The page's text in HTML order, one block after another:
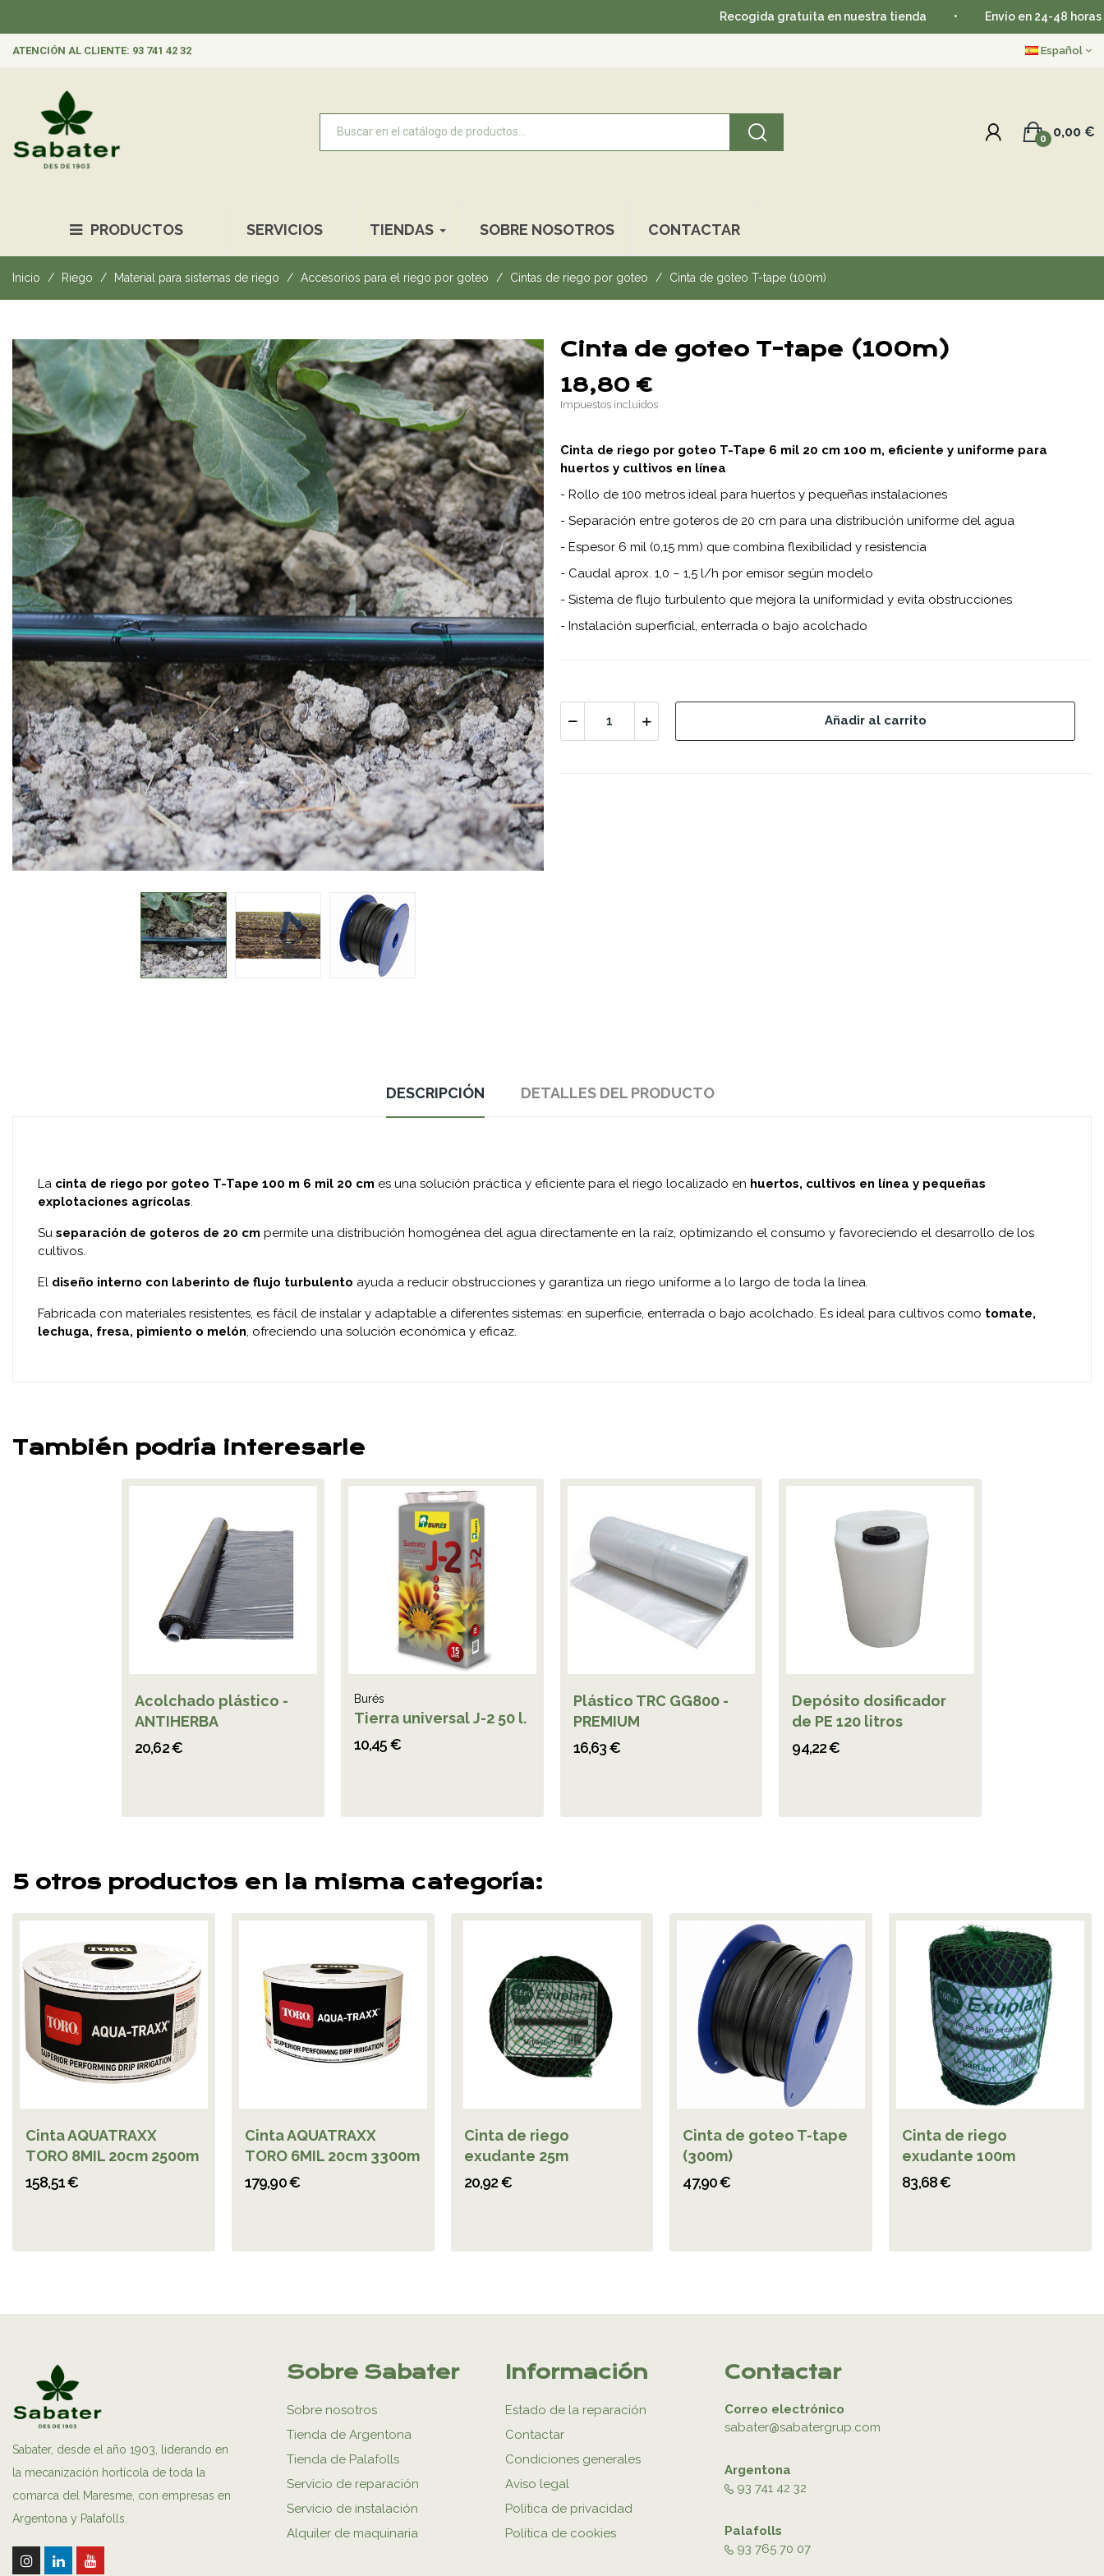
Recogida gratuita en nuestra tienda • Envío en 24-48 horas •
ATENCIÓN AL CLIENTE: 93 741 42 32 Español
0,00 €
0
PRODUCTOS SERVICIOS TIENDAS SOBRE NOSOTROS CONTACTAR
Inicio Riego Material para sistemas de riego Accesorios para el riego por goteo Cintas de riego por goteo Cinta de goteo T-tape (100m)
Cinta de goteo T-tape (100m)
18,80 €
Impuestos incluidos
Cinta de riego por goteo T-Tape 6 mil 20 cm 100 m, eficiente y uniforme para
huertos y cultivos en línea
- Rollo de 100 metros ideal para huertos y pequeñas instalaciones
- Separación entre goteros de 20 cm para una distribución uniforme del agua
- Espesor 6 mil (0,15 mm) que combina flexibilidad y resistencia
- Caudal aprox. 1,0 – 1,5 l/h por emisor según modelo
- Sistema de flujo turbulento que mejora la uniformidad y evita obstrucciones
- Instalación superficial, enterrada o bajo acolchado
Añadir al carrito
DESCRIPCIÓN DETALLES DEL PRODUCTO
La cinta de riego por goteo T-Tape 100 m 6 mil 20 cm es una solución práctica y eficiente para el riego localizado en huertos, cultivos en línea y pequeñas
explotaciones agrícolas.
Su separación de goteros de 20 cm permite una distribución homogénea del agua directamente en la raíz, optimizando el consumo y favoreciendo el desarrollo de los
cultivos.
El diseño interno con laberinto de flujo turbulento ayuda a reducir obstrucciones y garantiza un riego uniforme a lo largo de toda la línea.
Fabricada con materiales resistentes, es fácil de instalar y adaptable a diferentes sistemas: en superficie, enterrada o bajo acolchado. Es ideal para cultivos como tomate,
lechuga, fresa, pimiento o melón, ofreciendo una solución económica y eficaz.
También podría interesarle
Acolchado plástico -
ANTIHERBA
20,62 €
Burés
Tierra universal J-2 50 l.
10,45 €
Plástico TRC GG800 -
PREMIUM
16,63 €
Depósito dosificador
de PE 120 litros
94,22 €
5 otros productos en la misma categoría:
Cinta AQUATRAXX
TORO 8MIL 20cm 2500m
158,51 €
Cinta AQUATRAXX
TORO 6MIL 20cm 3300m
179,90 €
Cinta de riego
exudante 25m
20,92 €
Cinta de goteo T-tape
(300m)
47,90 €
Cinta de riego
exudante 100m
83,68 €
Sabater, desde el año 1903, liderando en
la mecanización hortícola de toda la
comarca del Maresme, con empresas en
Argentona y Palafolls.
Sobre Sabater
Sobre nosotros
Tienda de Argentona
Tienda de Palafolls
Servicio de reparación
Servicio de instalación
Alquiler de maquinaria
Información
Estado de la reparación
Contactar
Condiciones generales
Aviso legal
Política de privacidad
Política de cookies
Contactar
Correo electrónico
sabater@sabatergrup.com
Argentona
93 741 42 32
Palafolls
93 765 70 07